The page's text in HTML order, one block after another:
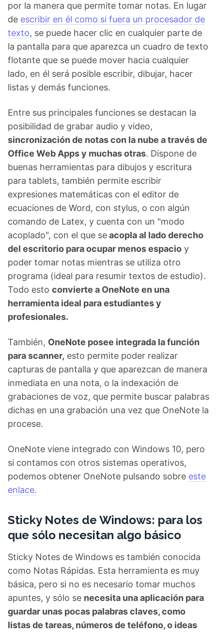
por la manera que permite tomar notas. En lugar
de escribir en él como si fuera un procesador de
texto, se puede hacer clic en cualquier parte de
la pantalla para que aparezca un cuadro de texto
flotante que se puede mover hacia cualquier
lado, en él será posible escribir, dibujar, hacer
listas y demás funciones.
Entre sus principales funciones se destacan la
posibilidad de grabar audio y video,
sincronización de notas con la nube a través de
Office Web Apps y muchas otras. Dispone de
buenas herramientas para dibujos y escritura
para tablets, también permite escribir
expresiones matemáticas con el editor de
ecuaciones de Word, con stylus, o con algún
comando de Latex, y cuenta con un "modo
acoplado", con el que seacopla al lado derecho
del escritorio para ocupar menos espacio y
poder tomar notas mientras se utiliza otro
programa (ideal para resumir textos de estudio).
Todo esto convierte a OneNote en una
herramienta ideal para estudiantes y
profesionales.
También, OneNote posee integrada la función
para scanner, esto permite poder realizar
capturas de pantalla y que aparezcan de manera
inmediata en una nota, o la indexación de
grabaciones de voz, que permite buscar palabras
dichas en una grabación una vez que OneNote la
procese.
OneNote viene integrado con Windows 10, pero
si contamos con otros sistemas operativos,
podemos obtener OneNote pulsando sobre este
enlace.
Sticky Notes de Windows: para los
que sólo necesitan algo básico
Sticky Notes de Windows es también conocida
como Notas Rápidas. Esta herramienta es muy
básica, pero si no es necesario tomar muchos
apuntes, y sólo se necesita una aplicación para
guardar unas pocas palabras claves, como
listas de tareas, números de teléfono, o ideas